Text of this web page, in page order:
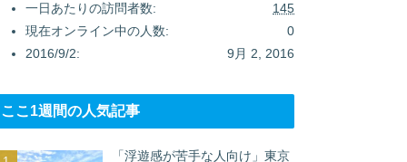
145
一日あたりの訪問者数:
0
現在オンライン中の人数:
9月 2, 2016
2016/9/2:
ここ1週間の人気記事
「浮遊感が苦手な人向け」東京